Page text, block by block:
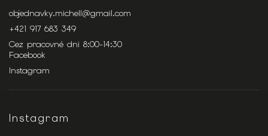
objednavky.michell@gmail.com
+421 917 683 349
Cez pracovné dni 8:00-14:30
Facebook
Instagram
Instagram